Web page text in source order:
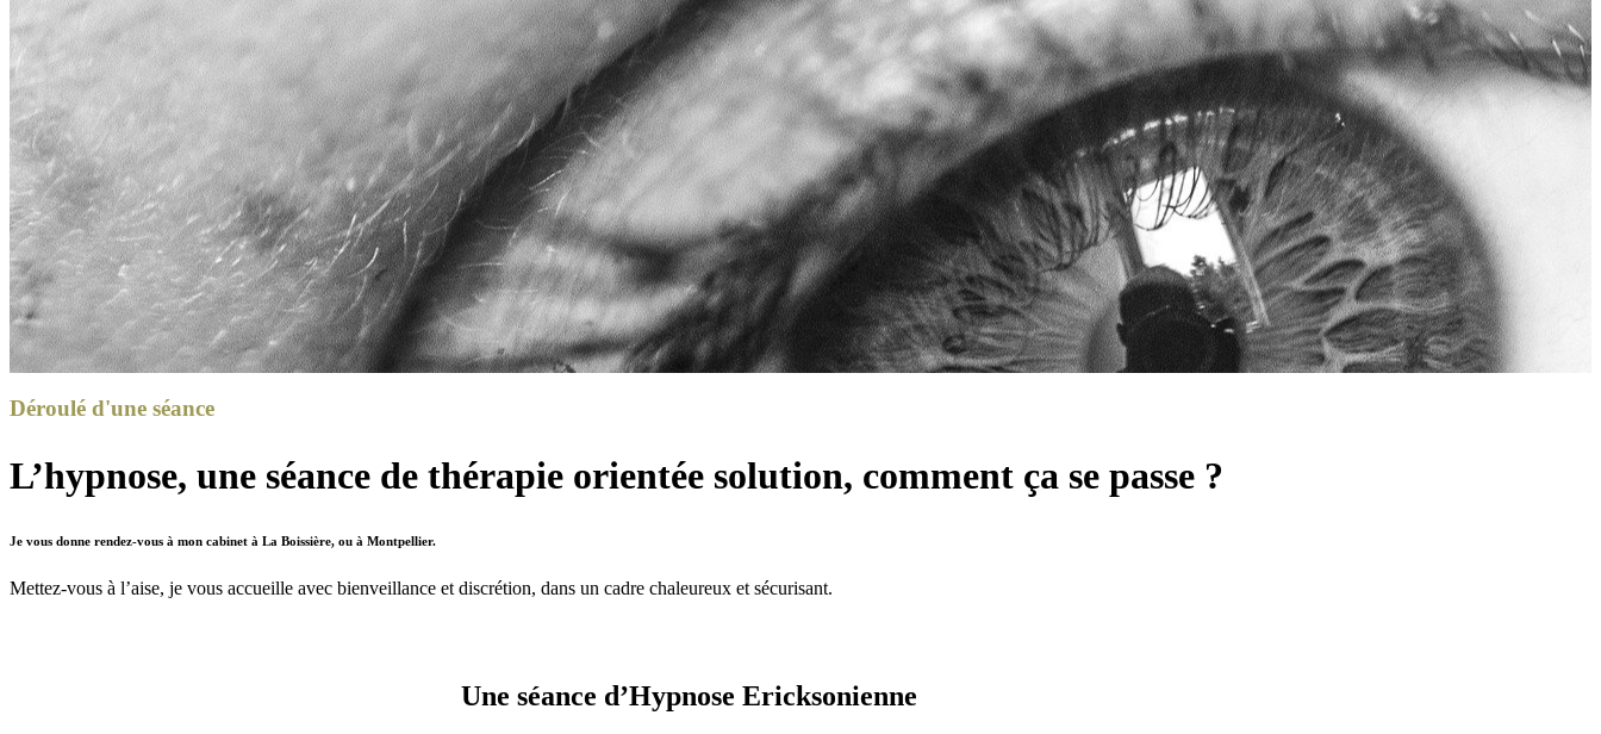
Déroulé d'une séance
L’hypnose, une séance de thérapie orientée solution, comment ça se passe ?
Je vous donne rendez-vous à mon cabinet à La Boissière, ou à Montpellier.
Mettez-vous à l’aise, je vous accueille avec bienveillance et discrétion, dans un cadre chaleureux et sécurisant.
Une séance d’Hypnose Ericksonienne